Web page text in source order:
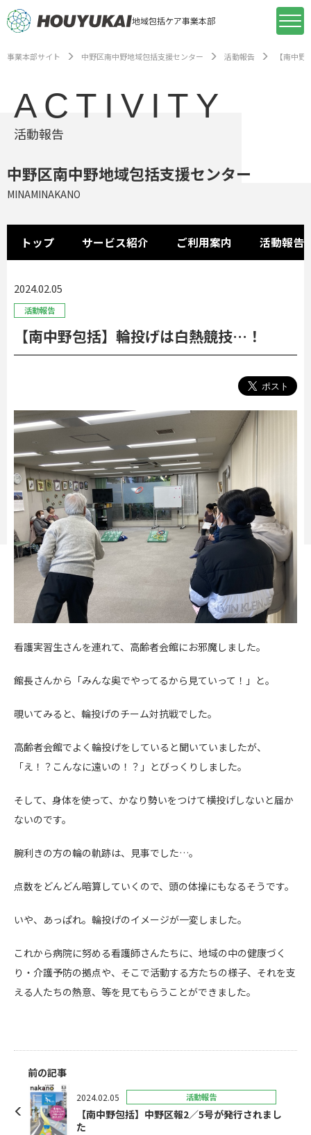
地域包括ケア事業本部
事業本部サイト 中野区南中野地域包括支援センター 活動報告 【南中
ACTIVITY
活動報告
中野区南中野地域包括支援センター
MINAMINAKANO
トップ サービス紹介 ご利用案内 活動報告
2024.02.05
活動報告
【南中野包括】輪投げは白熱競技…！
看護実習生さんを連れて、高齢者会館にお邪魔しました。
館長さんから「みんな奥でやってるから見ていって！」と。
覗いてみると、輪投げのチーム対抗戦でした。
高齢者会館でよく輪投げをしていると聞いていましたが、
「え！？こんなに遠いの！？」とびっくりしました。
そして、身体を使って、かなり勢いをつけて横投げしないと届か
ないのです。
腕利きの方の輪の軌跡は、見事でした…。
点数をどんどん暗算していくので、頭の体操にもなるそうです。
いや、あっぱれ。輪投げのイメージが一変しました。
これから病院に努める看護師さんたちに、地域の中の健康づく
り・介護予防の拠点や、そこで活動する方たちの様子、それを支
える人たちの熱意、等を見てもらうことができました。
前の記事
2024.02.05 活動報告
【南中野包括】中野区報2／5号が発行されまし
た